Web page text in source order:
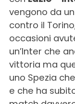
vengono da
contro il
occasioni
un’Inter che
vittoria ma
uno Spezia
e che ha